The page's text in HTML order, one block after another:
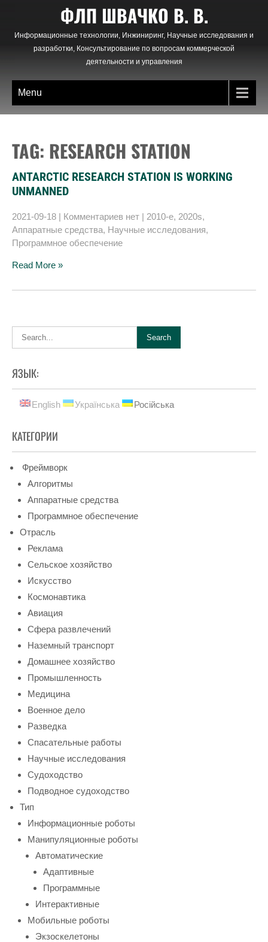
content
ФЛП ШВАЧКО В. В.
Информационные технологии, Инжиниринг, Научные исследования и
разработки, Консультирование по вопросам коммерческой
деятельности и управления
Menu
TAG: RESEARCH STATION
ANTARCTIC RESEARCH STATION IS WORKING
UNMANNED
2021-09-18 | Комментариев нет | 2010-е, 2020s,
Аппаратные средства, Научные исследования,
Программное обеспечение
Read More »
ЯЗЫК:
English Українська Російська
КАТЕГОРИИ
Фреймворк
Алгоритмы
Аппаратные средства
Программное обеспечение
Отрасль
Реклама
Сельское хозяйство
Искусство
Космонавтика
Авиация
Сфера развлечений
Наземный транспорт
Домашнее хозяйство
Промышленность
Медицина
Военное дело
Разведка
Спасательные работы
Научные исследования
Судоходство
Подводное судоходство
Тип
Информационные роботы
Манипуляционные роботы
Автоматические
Адаптивные
Программные
Интерактивные
Мобильные роботы
Экзоскелетоны